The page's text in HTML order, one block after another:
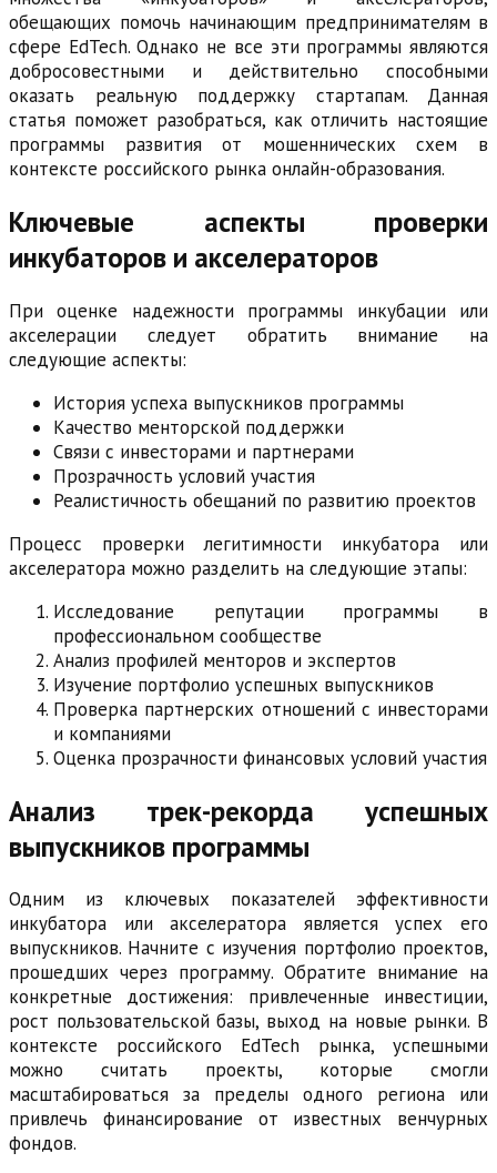
обещающих помочь начинающим предпринимателям в
сфере EdTech. Однако не все эти программы являются
добросовестными и действительно способными
оказать реальную поддержку стартапам. Данная
статья поможет разобраться, как отличить настоящие
программы развития от мошеннических схем в
контексте российского рынка онлайн-образования.
Ключевые аспекты проверки
инкубаторов и акселераторов
При оценке надежности программы инкубации или
акселерации следует обратить внимание на
следующие аспекты:
История успеха выпускников программы
Качество менторской поддержки
Связи с инвесторами и партнерами
Прозрачность условий участия
Реалистичность обещаний по развитию проектов
Процесс проверки легитимности инкубатора или
акселератора можно разделить на следующие этапы:
Исследование репутации программы в
профессиональном сообществе
Анализ профилей менторов и экспертов
Изучение портфолио успешных выпускников
Проверка партнерских отношений с инвесторами
и компаниями
Оценка прозрачности финансовых условий участия
Анализ трек-рекорда успешных
выпускников программы
Одним из ключевых показателей эффективности
инкубатора или акселератора является успех его
выпускников. Начните с изучения портфолио проектов,
прошедших через программу. Обратите внимание на
конкретные достижения: привлеченные инвестиции,
рост пользовательской базы, выход на новые рынки. В
контексте российского EdTech рынка, успешными
можно считать проекты, которые смогли
масштабироваться за пределы одного региона или
привлечь финансирование от известных венчурных
фондов.